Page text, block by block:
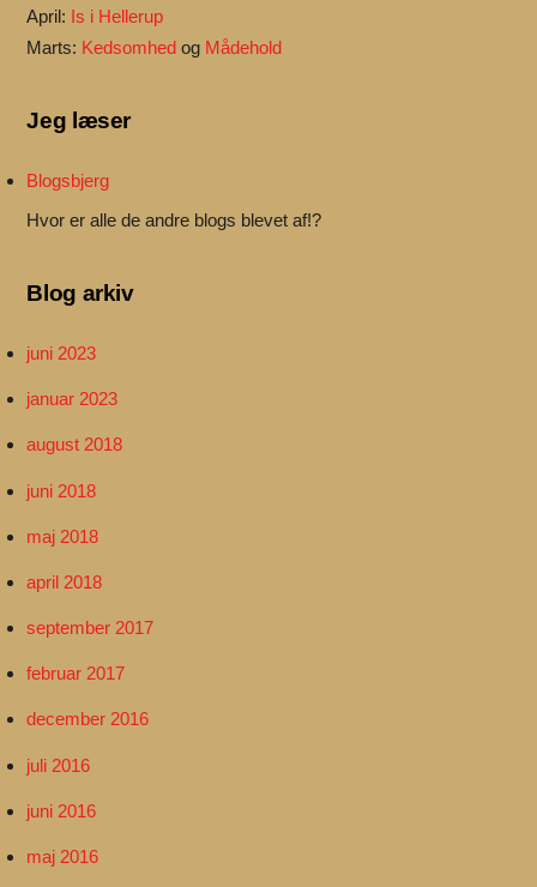
April: Is i Hellerup
Marts: Kedsomhed og Mådehold
Jeg læser
Blogsbjerg
Hvor er alle de andre blogs blevet af!?
Blog arkiv
juni 2023
januar 2023
august 2018
juni 2018
maj 2018
april 2018
september 2017
februar 2017
december 2016
juli 2016
juni 2016
maj 2016